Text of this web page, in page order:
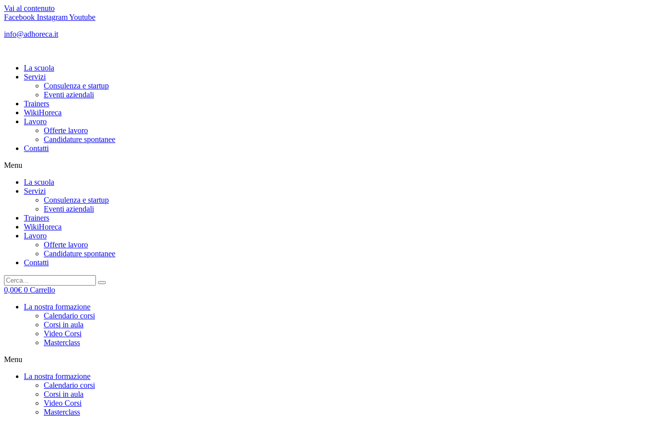
Vai al contenuto
Facebook InstagramYoutube
info@adhoreca.it
La scuola
Servizi
Consulenza e startup
Eventi aziendali
Trainers
WikiHoreca
Lavoro
Offerte lavoro
Candidature spontanee
Contatti
Menu
La scuola
Servizi
Consulenza e startup
Eventi aziendali
Trainers
WikiHoreca
Lavoro
Offerte lavoro
Candidature spontanee
Contatti
0,00€ 0 Carrello
La nostra formazione
Calendario corsi
Corsi in aula
Video Corsi
Masterclass
Menu
La nostra formazione
Calendario corsi
Corsi in aula
Video Corsi
Masterclass